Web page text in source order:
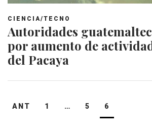
CIENCIA/TECNO
Autoridades
por aumento de
del Pacaya
Navegación
ANT 1 … 5 6